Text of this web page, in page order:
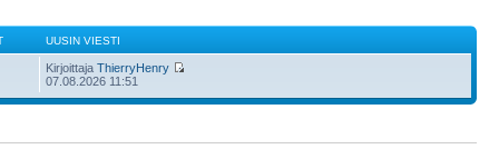
UUSIN VIESTI
KirjoittajaThierryHenry
07.08.2026 11:51